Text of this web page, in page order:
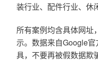
装行业、配件行业、休
所有案例均含具体网址
示。数据来自Google
具，不要再被假数据欺